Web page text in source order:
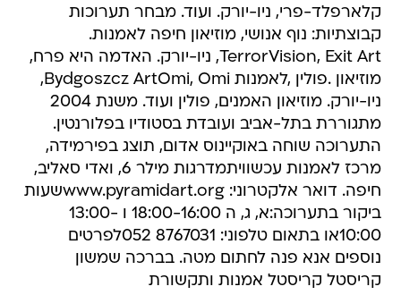
קלארפלד-פרי, ניו-יורק. ועוד. מבחר תערוכות
קבוצתיות: נוף אנושי, מוזיאון חיפה לאמנות.
TerrorVision, Exit Art, ניו-יורק. האדמה היא פרח,
מוזיאון .פולין ,לאמנות Bydgoszcz ArtOmi, Omi,
ניו-יורק. מוזיאון האמנים, פולין ועוד. משנת 2004
מתגוררת בתל-אביב ועובדת בסטודיו בפלורנטין.
התערוכה שוחה באוקיינוס אדום, תוצג בפירמידה,
מרכז לאמנות עכשוויתמדרגות מילר 6, ואדי סאליב,
חיפה. דואר אלקטרוני: www.pyramidart.orgשעות
ביקור בתערוכה:א, ג, ה 18:00-16:00 ו 13:00-
10:00או בתאום טלפוני: 8767031 052לפרטים
נוספים אנא פנה לחתום מטה. בברכה שמשון
קריסטל קריסטל אמנות ותקשורת